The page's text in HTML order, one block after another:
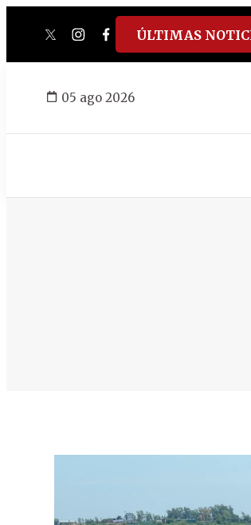
twitterinstagram
facebook
tiktokyoutube
spotify
ÚLTIMAS
05 ago 2026